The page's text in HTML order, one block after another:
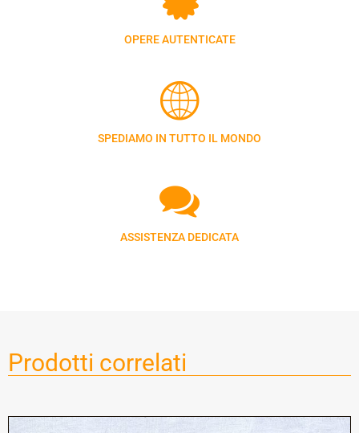
OPERE AUTENTICATE
SPEDIAMO IN TUTTO IL MONDO
ASSISTENZA DEDICATA
Prodotti correlati